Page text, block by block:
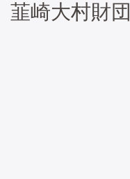
韮崎大村財団